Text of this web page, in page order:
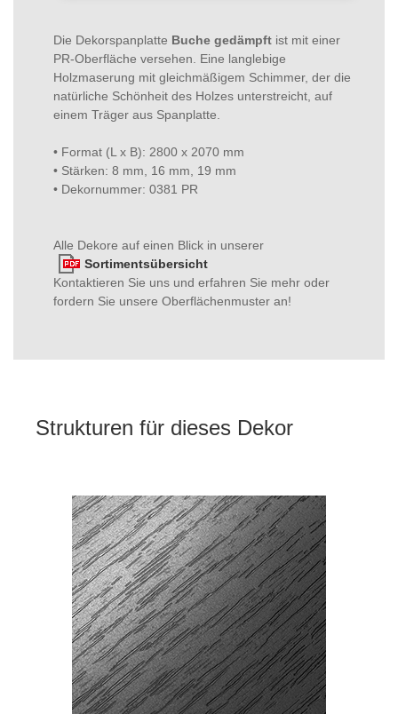
Die Dekorspanplatte Buche gedämpft ist mit einer
PR-Oberfläche versehen. Eine langlebige
Holzmaserung mit gleichmäßigem Schimmer, der die
natürliche Schönheit des Holzes unterstreicht, auf
einem Träger aus Spanplatte.
• Format (L x B): 2800 x 2070 mm
• Stärken: 8 mm, 16 mm, 19 mm
• Dekornummer: 0381 PR
Alle Dekore auf einen Blick in unserer
Sortimentsübersicht
Kontaktieren Sie uns und erfahren Sie mehr oder
fordern Sie unsere Oberflächenmuster an!
Strukturen für dieses Dekor